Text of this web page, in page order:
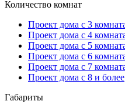
Количество комнат
Проект дома с 3
Проект дома с 4
Проект дома с 5
Проект дома с 6
Проект дома с 7
Проект дома с 8 и более
Габариты